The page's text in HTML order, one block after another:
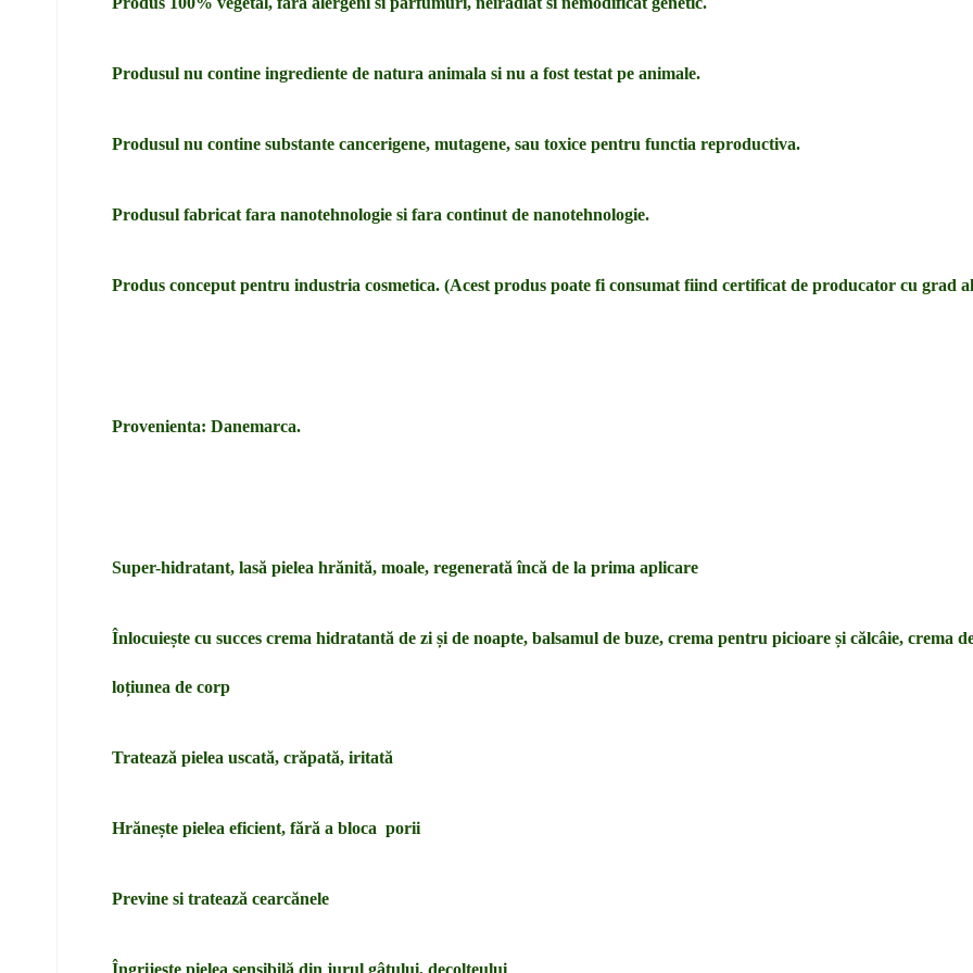
Produsul nu contine ingrediente de natura animala si nu a fost testat pe animale.
Produsul nu contine substante cancerigene, mutagene, sau toxice pentru functia reproductiva.
Produsul fabricat fara nanotehnologie si fara continut de nanotehnologie.
Produs conceput pentru industria cosmetica. (Acest produs poate fi consumat fiind certificat de producator cu grad
Provenienta: Danemarca.
Super-hidratant, lasă pielea hrănită, moale, regenerată încă de la prima aplicare
Înlocuiește cu succes crema hidratantă de zi și de noapte, balsamul de buze, crema pentru picioare și călcâie, crema
loțiunea de corp
Tratează pielea uscată, crăpată, iritată
Hrănește pielea eficient, fără a bloca porii
Previne si tratează cearcănele
Îngrijește pielea sensibilă din jurul gâtului, decolteului